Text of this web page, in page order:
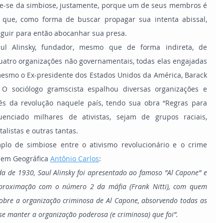
como forma de buscar propagar sua intenta abissal,
para então abocanhar sua presa.
organizações não governamentais, todas elas engajadas
o Ex-presidente dos Estados Unidos da América, Barack
sociólogo gramscista espalhou diversas organizações e
da revolução naquele país, tendo sua obra “Regras para
milhares de ativistas, sejam de grupos raciais,
e outras tantas.
Geográfica Antônio Carlos:
de 1930, Saul Alinsky foi apresentado ao famoso ”Al Capone” e
com o número 2 da máfia (Frank Nitti), com quem
a organização criminosa de Al Capone, absorvendo todas as
manter a organização poderosa (e criminosa) que foi”.